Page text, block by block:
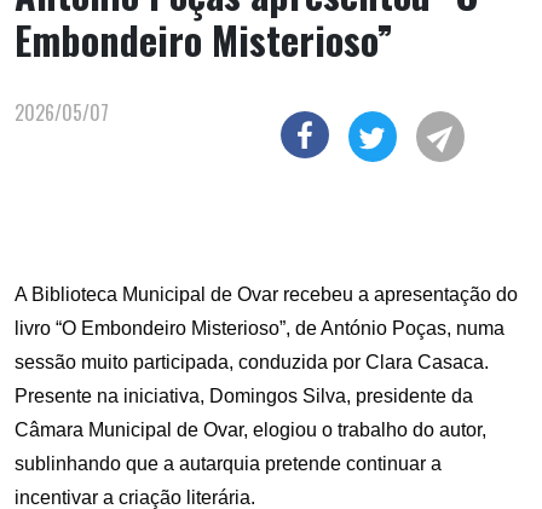
Embondeiro Misterioso”
2026/05/07
A Biblioteca Municipal de Ovar recebeu a apresentação do
livro “O Embondeiro Misterioso”, de António Poças, numa
sessão muito participada, conduzida por Clara Casaca.
Presente na iniciativa, Domingos Silva, presidente da
Câmara Municipal de Ovar, elogiou o trabalho do autor,
sublinhando que a autarquia pretende continuar a
incentivar a criação literária.